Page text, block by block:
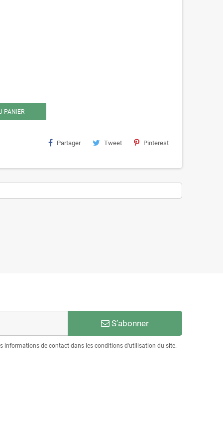
PANIER
Partager Tweet Pinterest
S’abonner
informations de contact dans les conditions d'utilisation du site.